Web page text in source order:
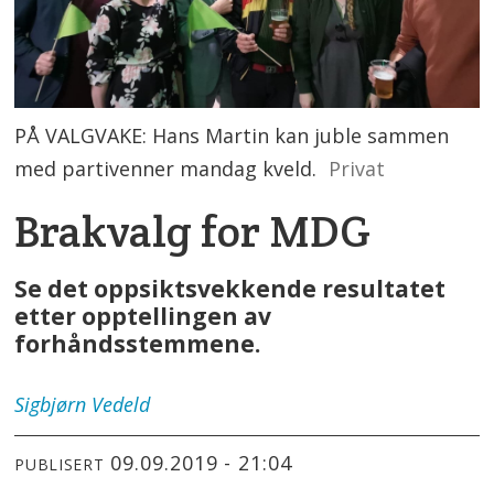
PÅ VALGVAKE: Hans Martin kan juble sammen
med partivenner mandag kveld. Privat
Brakvalg for MDG
Se det oppsiktsvekkende resultatet
etter opptellingen av
forhåndsstemmene.
Sigbjørn Vedeld
PUBLISERT 09.09.2019 - 21:04